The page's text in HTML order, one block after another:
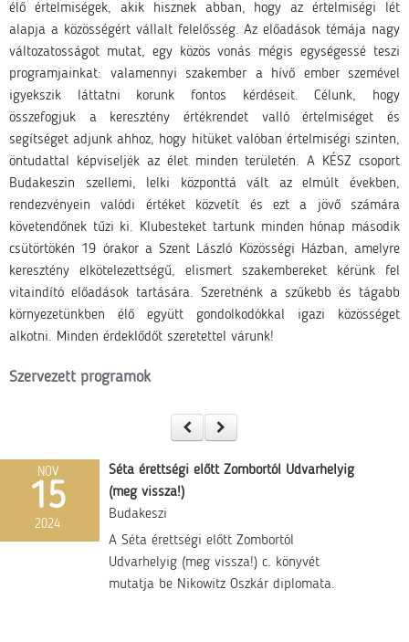
élő értelmiségek, akik hisznek abban, hogy az értelmiségi lét
alapja a közösségért vállalt felelősség. Az előadások témája nagy
változatosságot mutat, egy közös vonás mégis egységessé teszi
programjainkat: valamennyi szakember a hívő ember szemével
igyekszik láttatni korunk fontos kérdéseit. Célunk, hogy
összefogjuk a keresztény értékrendet valló értelmiséget és
segítséget adjunk ahhoz, hogy hitüket valóban értelmiségi szinten,
öntudattal képviseljék az élet minden területén. A KÉSZ csoport
Budakeszin szellemi, lelki központtá vált az elmúlt években,
rendezvényein valódi értéket közvetít és ezt a jövő számára
követendőnek tűzi ki. Klubesteket tartunk minden hónap második
csütörtökén 19 órakor a Szent László Közösségi Házban, amelyre
keresztény elkötelezettségű, elismert szakembereket kérünk fel
vitaindító előadások tartására. Szeretnénk a szűkebb és tágabb
környezetünkben élő együtt gondolkodókkal igazi közösséget
alkotni. Minden érdeklődőt szeretettel várunk!
Szervezett programok
NOV
15
2024
Séta érettségi előtt Zombortól Udvarhelyig
(meg vissza!)
Budakeszi
A Séta érettségi előtt Zombortól
Udvarhelyig (meg vissza!) c. könyvét
mutatja be Nikowitz Oszkár diplomata.